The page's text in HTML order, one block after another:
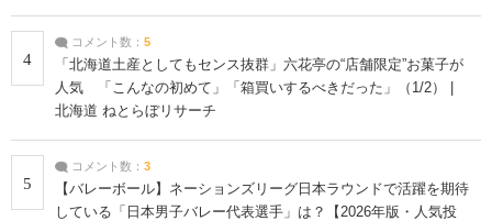
4
コメント数： 5
「北海道土産としてもセンス抜群」六花亭の“店舗限定”お菓子が
人気 「こんなの初めて」「箱買いするべきだった」（1/2） |
北海道 ねとらぼリサーチ
5
コメント数： 3
【バレーボール】ネーションズリーグ日本ラウンドで活躍を期待
している「日本男子バレー代表選手」は？【2026年版・人気投